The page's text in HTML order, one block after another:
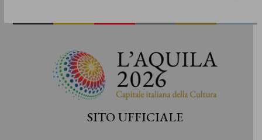
SITO UFFICIALE